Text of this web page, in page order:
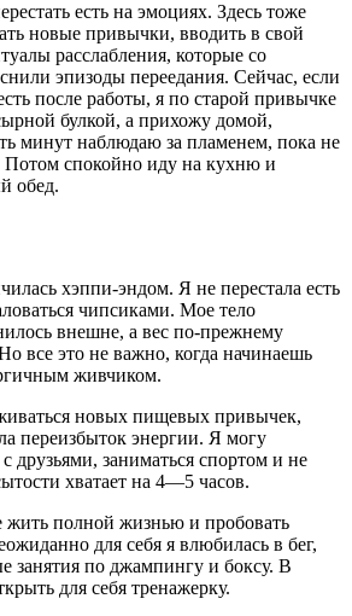
есть на эмоциях. Здесь тоже
новые привычки, вводить в свой
расслабления, которые со
эпизоды переедания. Сейчас, если
после работы, я по старой привычке
булкой, а прихожу домой,
минут наблюдаю за пламенем, пока не
Потом спокойно иду на кухню и
обед.
хэппи-эндом. Я не перестала есть
чипсиками. Мое тело
внешне, а вес по-прежнему
все это не важно, когда начинаешь
живчиком.
новых пищевых привычек,
переизбыток энергии. Я могу
с друзьями, заниматься спортом и не
хватает на 4—5 часов.
жить полной жизнью и пробовать
для себя я влюбилась в бег,
занятия по джампингу и боксу. В
для себя тренажерку.